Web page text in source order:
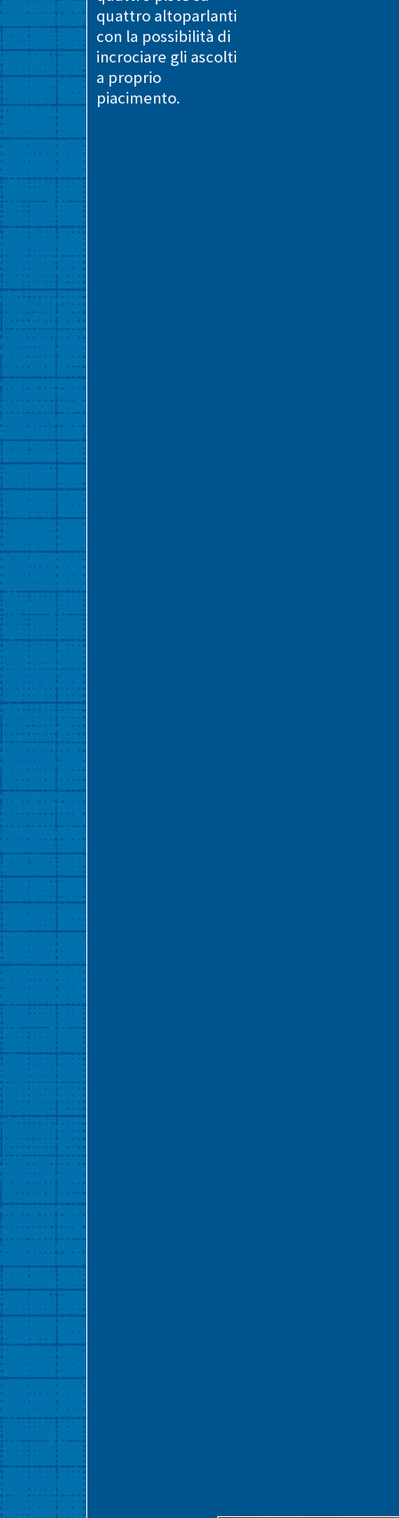
quattro altoparlanti
con la possibilità di
incrociare gli ascolti
a proprio
piacimento.